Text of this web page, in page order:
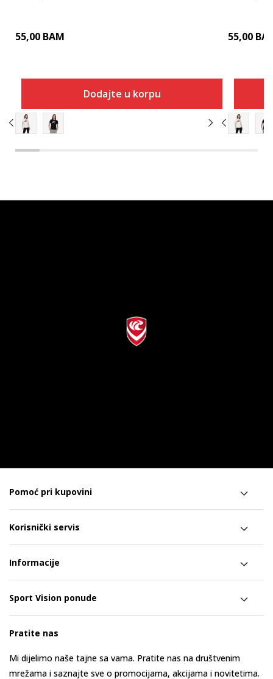
55,00 BAM
Dodajte u korpu
55,00
Pomoć pri kupovini
Korisnički servis
Informacije
Sport Vision ponude
Pratite nas
Mi dijelimo naše tajne sa vama. Pratite nas na društvenim
mrežama i saznajte sve o promocijama, akcijama i novitetima.